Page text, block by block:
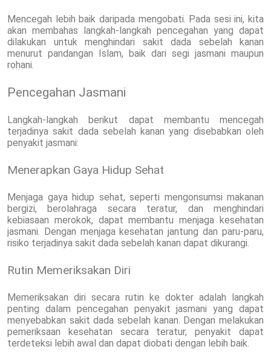
Mencegah lebih baik daripada mengobati. Pada sesi ini, kita
akan membahas langkah-langkah pencegahan yang dapat
dilakukan untuk menghindari sakit dada sebelah kanan
menurut pandangan Islam, baik dari segi jasmani maupun
rohani.
Pencegahan Jasmani
Langkah-langkah berikut dapat membantu mencegah
terjadinya sakit dada sebelah kanan yang disebabkan oleh
penyakit jasmani:
Menerapkan Gaya Hidup Sehat
Menjaga gaya hidup sehat, seperti mengonsumsi makanan
bergizi, berolahraga secara teratur, dan menghindari
kebiasaan merokok, dapat membantu menjaga kesehatan
jasmani. Dengan menjaga kesehatan jantung dan paru-paru,
risiko terjadinya sakit dada sebelah kanan dapat dikurangi.
Rutin Memeriksakan Diri
Memeriksakan diri secara rutin ke dokter adalah langkah
penting dalam pencegahan penyakit jasmani yang dapat
menyebabkan sakit dada sebelah kanan. Dengan melakukan
pemeriksaan kesehatan secara teratur, penyakit dapat
terdeteksi lebih awal dan dapat diobati dengan lebih baik.